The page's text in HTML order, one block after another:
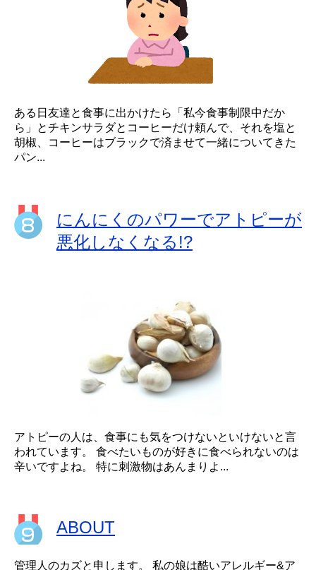
ある日友達と食事に出かけたら「私今食事制限中だか
ら」とチキンサラダとコーヒーだけ頼んで、それを塩と
胡椒、コーヒーはブラックで済ませて一緒についてきた
パン...
にんにくのパワーでアトピーが
悪化しなくなる!?
アトピーの人は、食事にも気をつけないといけないと言
われています。 食べたいものが好きに食べられないのは
辛いですよね。 特に刺激物はあんまりよ...
ABOUT
管理人のカズと申します。 私の娘は酷いアレルギー&ア